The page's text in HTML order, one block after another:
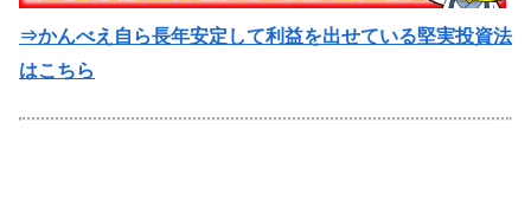
⇒かんべえ自ら長年安定して利益を出せている堅実投資法
はこちら